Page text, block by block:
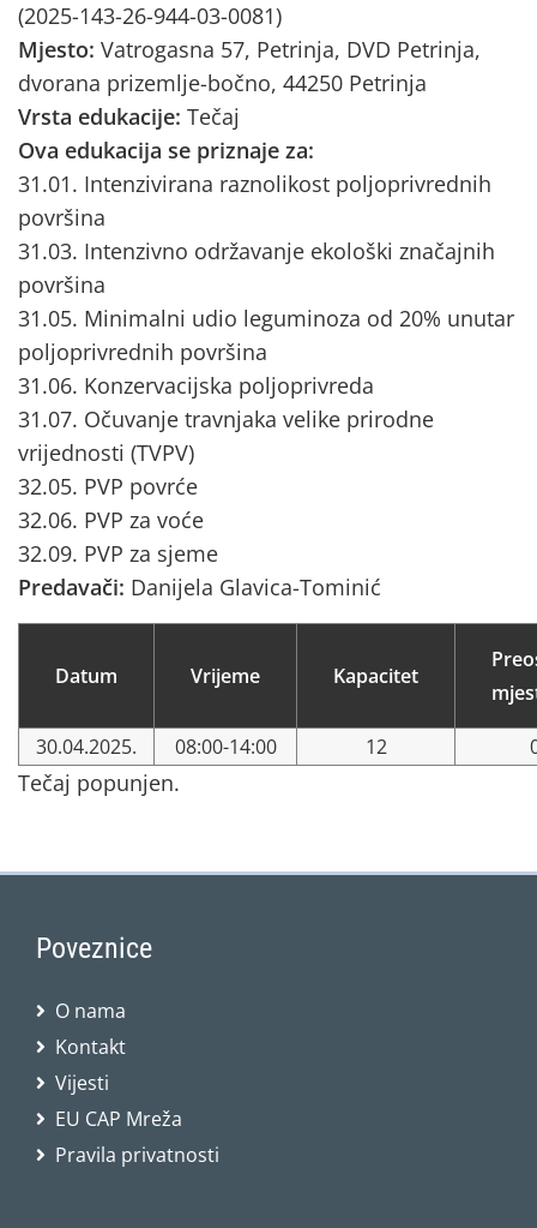
(2025-143-26-944-03-0081)
Mjesto: Vatrogasna 57, Petrinja, DVD Petrinja,
dvorana prizemlje-bočno, 44250 Petrinja
Vrsta edukacije: Tečaj
Ova edukacija se priznaje za:
31.01. Intenzivirana raznolikost poljoprivrednih
površina
31.03. Intenzivno održavanje ekološki značajnih
površina
31.05. Minimalni udio leguminoza od 20% unutar
poljoprivrednih površina
31.06. Konzervacijska poljoprivreda
31.07. Očuvanje travnjaka velike prirodne
vrijednosti (TVPV)
32.05. PVP povrće
32.06. PVP za voće
32.09. PVP za sjeme
Predavači: Danijela Glavica-Tominić
Datum Vrijeme Kapacitet
30.04.2025. 08:00-14:00 12
Tečaj popunjen.
Poveznice
O nama
Kontakt
Vijesti
EU CAP Mreža
Pravila privatnosti